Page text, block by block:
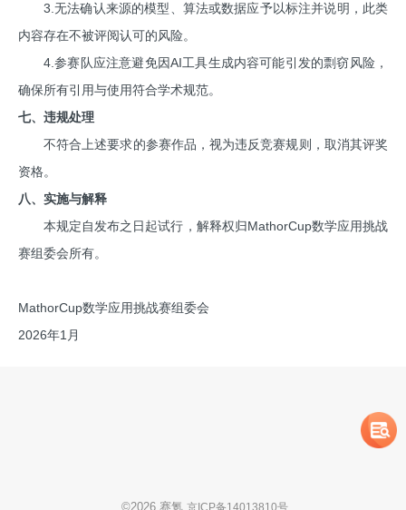
3.无法确认来源的模型、算法或数据应予以标注并说明，此类
内容存在不被评阅认可的风险。
4.参赛队应注意避免因AI工具生成内容可能引发的剽窃风险，
确保所有引用与使用符合学术规范。
七、违规处理
不符合上述要求的参赛作品，视为违反竞赛规则，取消其评奖
资格。
八、实施与解释
本规定自发布之日起试行，解释权归MathorCup数学应用挑战
赛组委会所有。
MathorCup数学应用挑战赛组委会
2026年1月
©2026 赛氪 京ICP备14013810号